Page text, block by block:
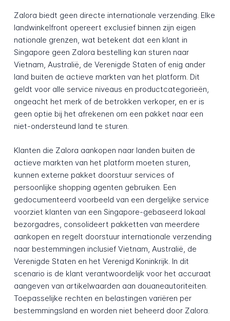
Zalora biedt geen directe internationale verzending. Elke
landwinkelfront opereert exclusief binnen zijn eigen
nationale grenzen, wat betekent dat een klant in
Singapore geen Zalora bestelling kan sturen naar
Vietnam, Australië, de Verenigde Staten of enig ander
land buiten de actieve markten van het platform. Dit
geldt voor alle service niveaus en productcategorieën,
ongeacht het merk of de betrokken verkoper, en er is
geen optie bij het afrekenen om een pakket naar een
niet-ondersteund land te sturen.
Klanten die Zalora aankopen naar landen buiten de
actieve markten van het platform moeten sturen,
kunnen externe pakket doorstuur services of
persoonlijke shopping agenten gebruiken. Een
gedocumenteerd voorbeeld van een dergelijke service
voorziet klanten van een Singapore-gebaseerd lokaal
bezorgadres, consolideert pakketten van meerdere
aankopen en regelt doorstuur internationale verzending
naar bestemmingen inclusief Vietnam, Australië, de
Verenigde Staten en het Verenigd Koninkrijk. In dit
scenario is de klant verantwoordelijk voor het accuraat
aangeven van artikelwaarden aan douaneautoriteiten.
Toepasselijke rechten en belastingen variëren per
bestemmingsland en worden niet beheerd door Zalora.